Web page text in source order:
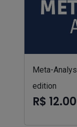
Meta-
edition
R$